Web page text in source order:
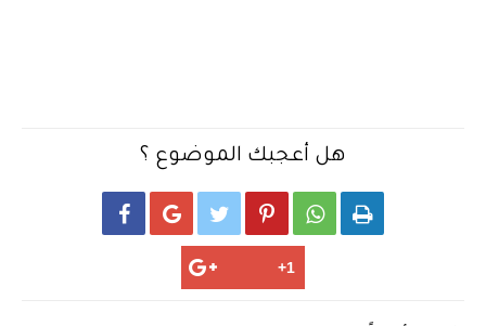
هل أعجبك الموضوع ؟
     